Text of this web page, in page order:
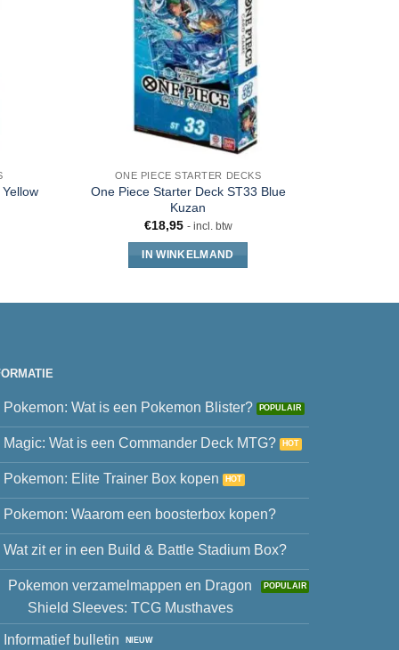
ONE PIECE STARTER DECKS
One Piece Starter Deck ST33 Blue
Kuzan
€18,95 - incl. btw
IN WINKELMAND
Pokemon: Wat is een Pokemon Blister?
Magic: Wat is een Commander Deck MTG?
Pokemon: Elite Trainer Box kopen
Pokemon: Waarom een boosterbox kopen?
Wat zit er in een Build & Battle Stadium Box?
Pokemon verzamelmappen en Dragon
Shield Sleeves: TCG Musthaves
Informatief bulletin